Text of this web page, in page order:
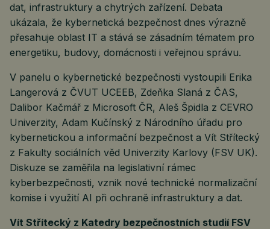
dat, infrastruktury a chytrých zařízení. Debata
ukázala, že kybernetická bezpečnost dnes výrazně
přesahuje oblast IT a stává se zásadním tématem pro
energetiku, budovy, domácnosti i veřejnou správu.
V panelu o kybernetické bezpečnosti vystoupili Erika
Langerová z ČVUT UCEEB, Zdeňka Slaná z ČAS,
Dalibor Kačmář z Microsoft ČR, Aleš Špidla z CEVRO
Univerzity, Adam Kučínský z Národního úřadu pro
kybernetickou a informační bezpečnost a Vít Střítecký
z Fakulty sociálních věd Univerzity Karlovy (FSV UK).
Diskuze se zaměřila na legislativní rámec
kyberbezpečnosti, vznik nové technické normalizační
komise i využití AI při ochraně infrastruktury a dat.
Vít Střítecký z Katedry bezpečnostních studií FSV